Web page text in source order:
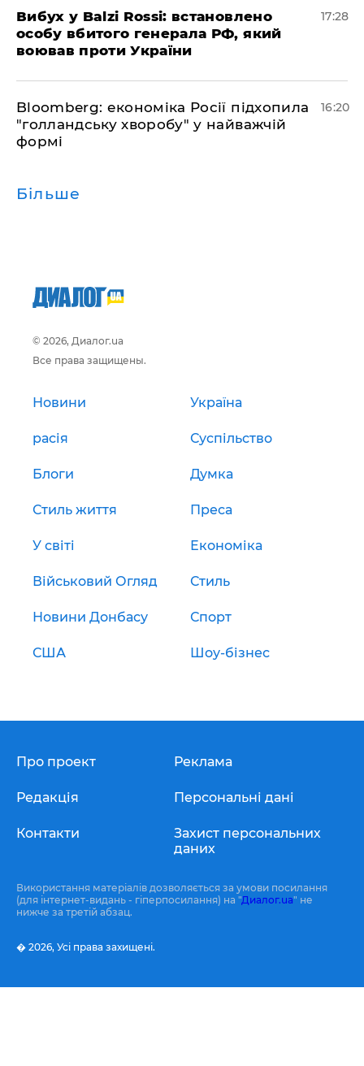
​Вибух у Balzi Rossi: встановлено
особу вбитого генерала РФ, який
воював проти України
17:28
Bloomberg: економіка Росії підхопила
"голландську хворобу" у найважчій
формі
16:20
Більше
© 2026, Диалог.ua
Все права защищены.
Новини Україна
расія Суспільство
Блоги Думка
Стиль життя Преса
У світі Економіка
Військовий Огляд Стиль
Новини Донбасу Спорт
США Шоу-бізнес
Про проект
Редакція
Контакти
Реклама
Персональні дані
Захист персональних
даних
Використання матеріалів дозволяється за умови посилання
(для інтернет-видань - гіперпосилання) на "Диалог.ua" не
нижче за третій абзац.
� 2026, Усі права захищені.